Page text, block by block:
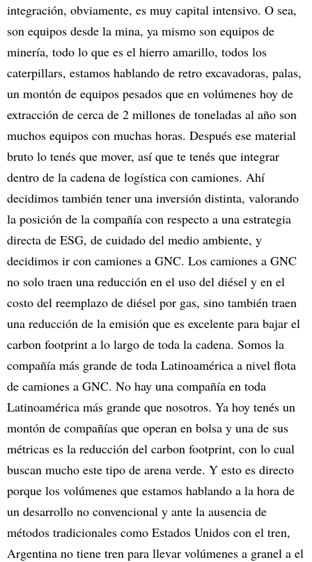
integración, obviamente, es muy capital intensivo. O sea,
son equipos desde la mina, ya mismo son equipos de
minería, todo lo que es el hierro amarillo, todos los
caterpillars, estamos hablando de retro excavadoras, palas,
un montón de equipos pesados que en volúmenes hoy de
extracción de cerca de 2 millones de toneladas al año son
muchos equipos con muchas horas. Después ese material
bruto lo tenés que mover, así que te tenés que integrar
dentro de la cadena de logística con camiones. Ahí
decidimos también tener una inversión distinta, valorando
la posición de la compañía con respecto a una estrategia
directa de ESG, de cuidado del medio ambiente, y
decidimos ir con camiones a GNC. Los camiones a GNC
no solo traen una reducción en el uso del diésel y en el
costo del reemplazo de diésel por gas, sino también traen
una reducción de la emisión que es excelente para bajar el
carbon footprint a lo largo de toda la cadena. Somos la
compañía más grande de toda Latinoamérica a nivel flota
de camiones a GNC. No hay una compañía en toda
Latinoamérica más grande que nosotros. Ya hoy tenés un
montón de compañías que operan en bolsa y una de sus
métricas es la reducción del carbon footprint, con lo cual
buscan mucho este tipo de arena verde. Y esto es directo
porque los volúmenes que estamos hablando a la hora de
un desarrollo no convencional y ante la ausencia de
métodos tradicionales como Estados Unidos con el tren,
Argentina no tiene tren para llevar volúmenes a granel a el